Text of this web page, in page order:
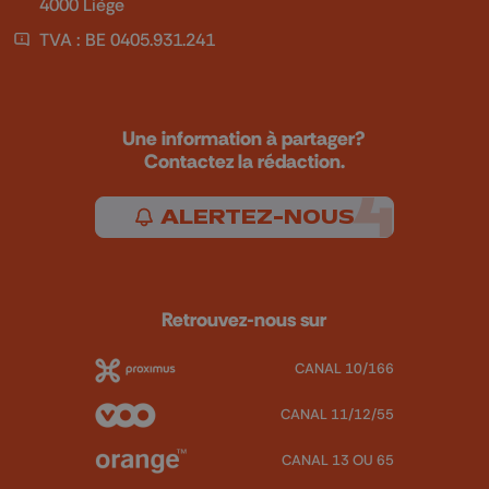
4000 Liège
TVA : BE 0405.931.241
Une information à partager?
Contactez la rédaction.
ALERTEZ-NOUS
Retrouvez-nous sur
CANAL 10/166
CANAL 11/12/55
CANAL 13 OU 65